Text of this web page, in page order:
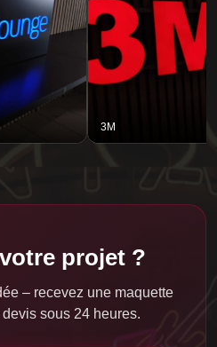
3M
projet ?
– recevez une maquette
sous 24 heures.